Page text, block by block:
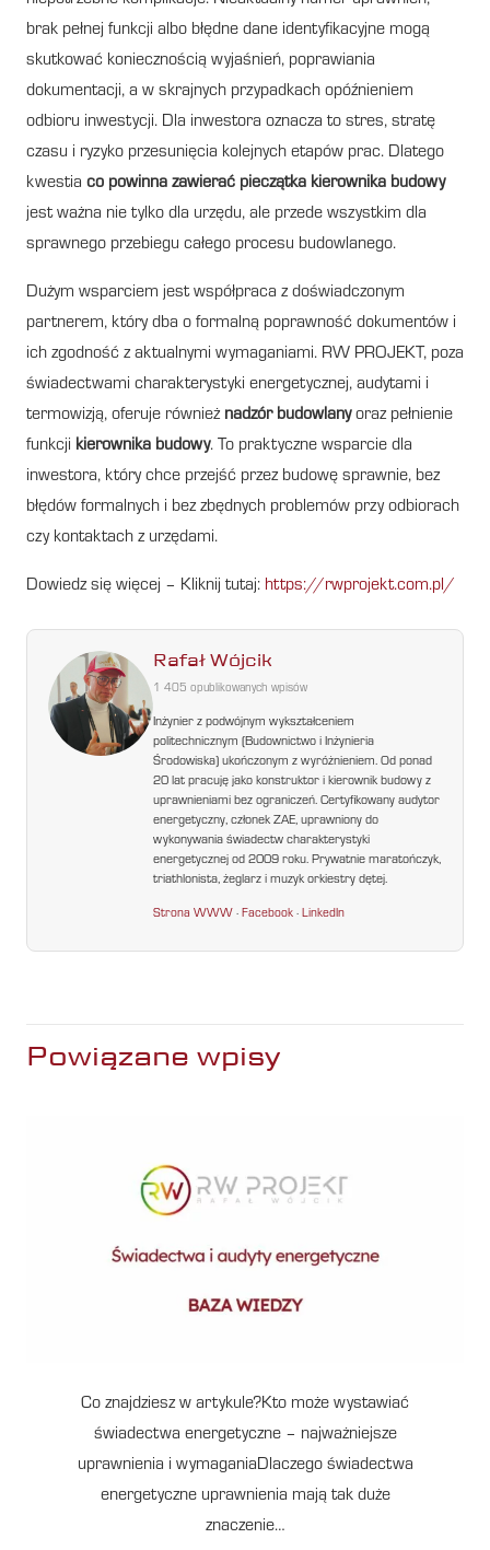
brak pełnej funkcji albo błędne dane identyfikacyjne mogą
skutkować koniecznością wyjaśnień, poprawiania
dokumentacji, a w skrajnych przypadkach opóźnieniem
odbioru inwestycji. Dla inwestora oznacza to stres, stratę
czasu i ryzyko przesunięcia kolejnych etapów prac. Dlatego
kwestia co powinna zawierać pieczątka kierownika budowy
jest ważna nie tylko dla urzędu, ale przede wszystkim dla
sprawnego przebiegu całego procesu budowlanego.
Dużym wsparciem jest współpraca z doświadczonym
partnerem, który dba o formalną poprawność dokumentów i
ich zgodność z aktualnymi wymaganiami. RW PROJEKT, poza
świadectwami charakterystyki energetycznej, audytami i
termowizją, oferuje również nadzór budowlanyoraz pełnienie
funkcji kierownika budowy. To praktyczne wsparcie dla
inwestora, który chce przejść przez budowę sprawnie, bez
błędów formalnych i bez zbędnych problemów przy odbiorach
czy kontaktach z urzędami.
Dowiedz się więcej – Kliknij tutaj: https://rwprojekt.com.pl/
Rafał Wójcik
1 405 opublikowanych wpisów
Inżynier z podwójnym wykształceniem
politechnicznym (Budownictwo i Inżynieria
Środowiska) ukończonym z wyróżnieniem. Od ponad
20 lat pracuję jako konstruktor i kierownik budowy z
uprawnieniami bez ograniczeń. Certyfikowany audytor
energetyczny, członek ZAE, uprawniony do
wykonywania świadectw charakterystyki
energetycznej od 2009 roku. Prywatnie maratończyk,
triathlonista, żeglarz i muzyk orkiestry dętej.
Strona WWW ·Facebook ·LinkedIn
Powiązane wpisy
Co znajdziesz w artykule?Kto może wystawiać
świadectwa energetyczne – najważniejsze
uprawnienia i wymaganiaDlaczego świadectwa
energetyczne uprawnienia mają tak duże
znaczenie…